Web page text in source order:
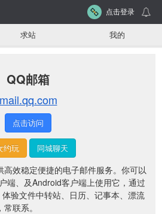
点击登录
求站 我的
QQ邮箱
mail.qq.com
点击访问
约玩 同城聊天
效稳定便捷的电子邮件服务。你可以
端、及Android客户端上使用它，通过
验文件中转站、日历、记事本、漂流
联系。